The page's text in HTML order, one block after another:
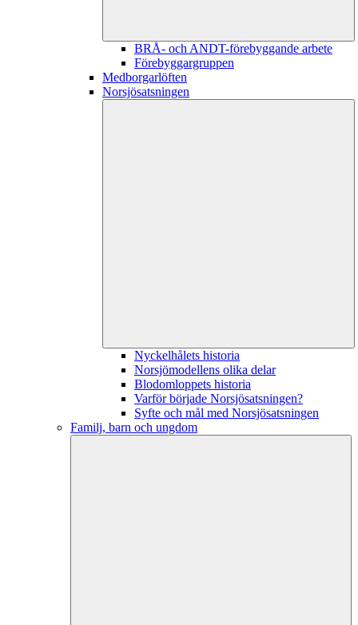
BRÅ- och ANDT-förebyggande arbete
Förebyggargruppen
Medborgarlöften
Norsjösatsningen
Nyckelhålets historia
Norsjömodellens olika delar
Blodomloppets historia
Varför började Norsjösatsningen?
Syfte och mål med Norsjösatsningen
Familj, barn och ungdom